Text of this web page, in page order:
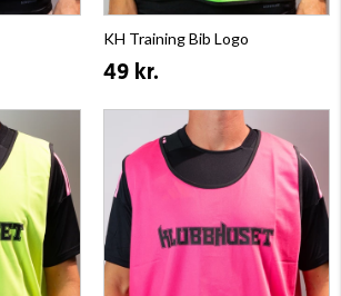
KH Training Bib Logo
49 kr.